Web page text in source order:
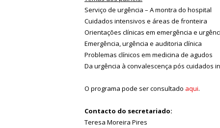
Serviço de urgência – A montra do hospital
Cuidados intensivos e áreas de fronteira
Orientações clínicas em emergência e
Emergência, urgência e auditoria clínica
Problemas clínicos em medicina de agudos
Da urgência à convalescença pós cuidados
O programa pode ser consultado aqui.
Contacto do secretariado:
Teresa Moreira Pires